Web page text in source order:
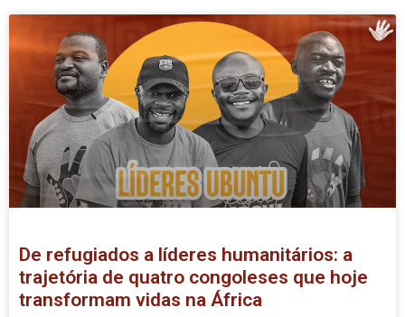
De refugiados a líderes humanitários: a
trajetória de quatro congoleses que hoje
transformam vidas na África